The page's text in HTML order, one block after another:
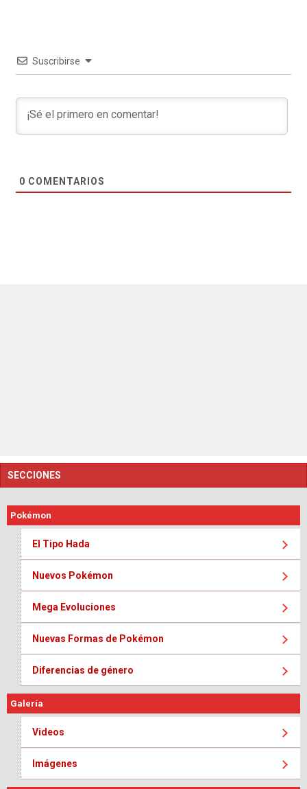
Suscribirse
0 COMENTARIOS
SECCIONES
Pokémon
El Tipo Hada
Nuevos Pokémon
Mega Evoluciones
Nuevas Formas de Pokémon
Diferencias de género
Galería
Videos
Imágenes